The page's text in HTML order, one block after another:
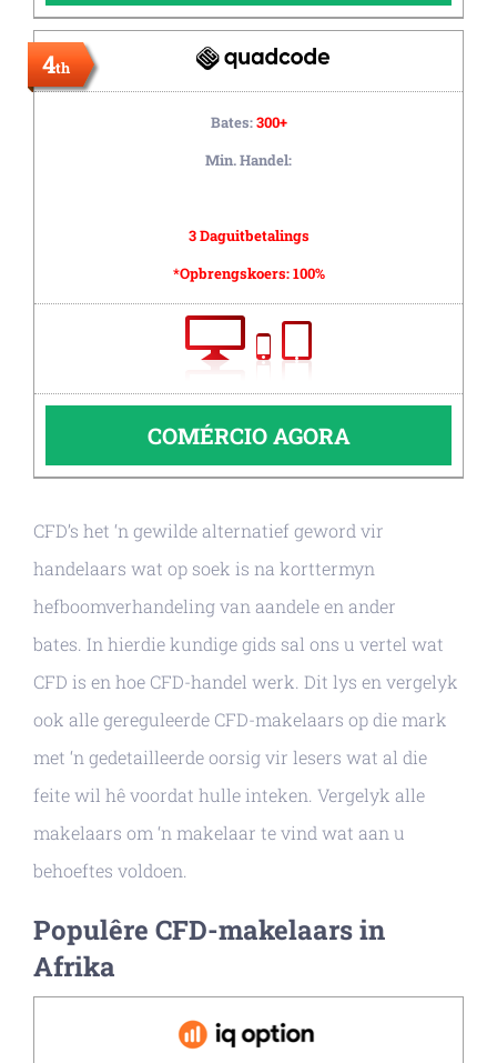
4th
Bates:300+
Min. Handel:
3 Daguitbetalings
*Opbrengskoers:100%
COMÉRCIO AGORA
CFD’s het ‘n gewilde alternatief geword vir
handelaars wat op soek is na korttermyn
hefboomverhandeling van aandele en ander
bates. In hierdie kundige gids sal ons u vertel wat
CFD is en hoe CFD-handel werk. Dit lys en vergelyk
ook alle gereguleerde CFD-makelaars op die mark
met ‘n gedetailleerde oorsig vir lesers wat al die
feite wil hê voordat hulle inteken. Vergelyk alle
makelaars om ‘n makelaar te vind wat aan u
behoeftes voldoen.
Populêre CFD-makelaars in
Afrika